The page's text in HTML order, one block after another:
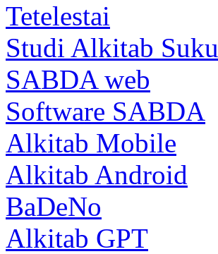
Tetelestai
Studi Alkitab Suku
SABDA web
Software SABDA
Alkitab Mobile
Alkitab Android
BaDeNo
Alkitab GPT